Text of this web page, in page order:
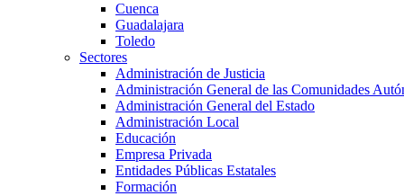
Cuenca
Guadalajara
Toledo
Sectores
Administración de Justicia
Administración General de las Comunidades
Administración General del Estado
Administración Local
Educación
Empresa Privada
Entidades Públicas Estatales
Formación